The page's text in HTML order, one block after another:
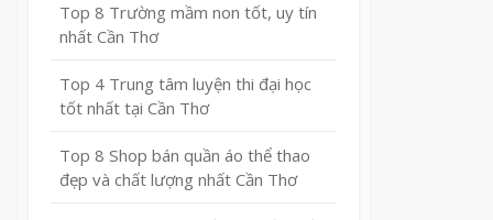
Top 8 Trường mầm non tốt, uy tín
nhất Cần Thơ
Top 4 Trung tâm luyện thi đại học
tốt nhất tại Cần Thơ
Top 8 Shop bán quần áo thể thao
đẹp và chất lượng nhất Cần Thơ